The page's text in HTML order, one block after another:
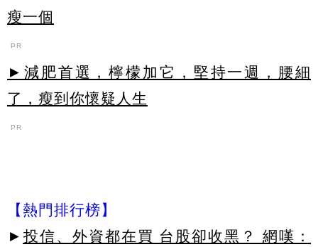
瘦一個
PR
►減肥首選，檸檬加它，堅持一週，腰細
了，瘦到你懷疑人生
PR
【熱門排行榜】
► 投信、外資都在買 台股卻收黑？ 網嘆：